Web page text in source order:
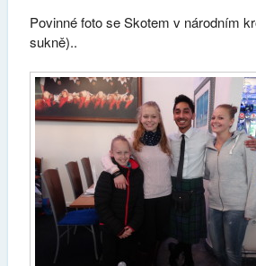
Povinné foto se Skotem v národním
sukně)..